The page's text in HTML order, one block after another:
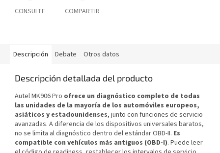
CONSULTE COMPARTIR
Descripción Debate Otros datos
Descripción detallada del producto
Autel MK906 Pro ofrece un diagnóstico completo de todas
las unidades de la mayoría de los automóviles europeos,
asiáticos y estadounidenses, junto con funciones de servicio
avanzadas. A diferencia de los dispositivos universales baratos,
no se limita al diagnóstico dentro del estándar OBD-II. Es
compatible con vehículos más antiguos (OBD-I). Puede leer